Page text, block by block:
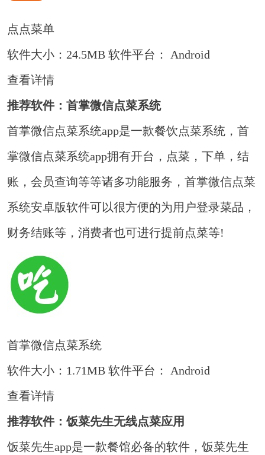
点点菜单
软件大小：24.5MB 软件平台： Android
查看详情
推荐软件：首掌微信点菜系统
首掌微信点菜系统app是一款餐饮点菜系统，首
掌微信点菜系统app拥有开台，点菜，下单，结
账，会员查询等等诸多功能服务，首掌微信点菜
系统安卓版软件可以很方便的为用户登录菜品，
财务结账等，消费者也可进行提前点菜等!
首掌微信点菜系统
软件大小：1.71MB 软件平台： Android
查看详情
推荐软件：饭菜先生无线点菜应用
饭菜先生app是一款餐馆必备的软件，饭菜先生